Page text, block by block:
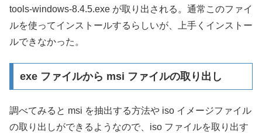
tools-windows-8.4.5.exe が取り出される。通常このファイ
ルを使ってインストールするらしいが、上手くインストー
ルできなかった。
exe ファイルから msi ファイルの取り出し
調べてみると msi を抽出する方法や iso イメージファイル
の取り出しができるようなので、iso ファイルを取り出す